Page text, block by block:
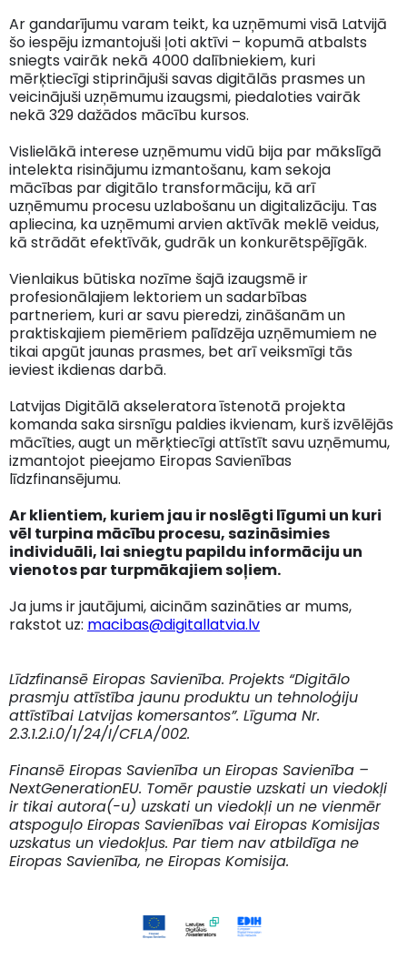
Ar gandarījumu varam teikt, ka uzņēmumi visā Latvijā
šo iespēju izmantojuši ļoti aktīvi – kopumā atbalsts
sniegts vairāk nekā 4000 dalībniekiem, kuri
mērķtiecīgi stiprinājuši savas digitālās prasmes un
veicinājuši uzņēmumu izaugsmi, piedaloties vairāk
nekā 329 dažādos mācību kursos.
Vislielākā interese uzņēmumu vidū bija par mākslīgā
intelekta risinājumu izmantošanu, kam sekoja
mācības par digitālo transformāciju, kā arī
uzņēmumu procesu uzlabošanu un digitalizāciju. Tas
apliecina, ka uzņēmumi arvien aktīvāk meklē veidus,
kā strādāt efektīvāk, gudrāk un konkurētspējīgāk.
Vienlaikus būtiska nozīme šajā izaugsmē ir
profesionālajiem lektoriem un sadarbības
partneriem, kuri ar savu pieredzi, zināšanām un
praktiskajiem piemēriem palīdzēja uzņēmumiem ne
tikai apgūt jaunas prasmes, bet arī veiksmīgi tās
ieviest ikdienas darbā.
Latvijas Digitālā akseleratora īstenotā projekta
komanda saka sirsnīgu paldies ikvienam, kurš izvēlējās
mācīties, augt un mērķtiecīgi attīstīt savu uzņēmumu,
izmantojot pieejamo Eiropas Savienības
līdzfinansējumu.
Ar klientiem, kuriem jau ir noslēgti līgumi un kuri
vēl turpina mācību procesu, sazināsimies
individuāli, lai sniegtu papildu informāciju un
vienotos par turpmākajiem soļiem.
Ja jums ir jautājumi, aicinām sazināties ar mums,
rakstot uz: macibas@digitallatvia.lv
Līdzfinansē Eiropas Savienība. Projekts “Digitālo
prasmju attīstība jaunu produktu un tehnoloģiju
attīstībai Latvijas komersantos”. Līguma Nr.
2.3.1.2.i.0/1/24/I/CFLA/002.
Finansē Eiropas Savienība un Eiropas Savienība –
NextGenerationEU. Tomēr paustie uzskati un viedokļi
ir tikai autora(-u) uzskati un viedokļi un ne vienmēr
atspoguļo Eiropas Savienības vai Eiropas Komisijas
uzskatus un viedokļus. Par tiem nav atbildīga ne
Eiropas Savienība, ne Eiropas Komisija.